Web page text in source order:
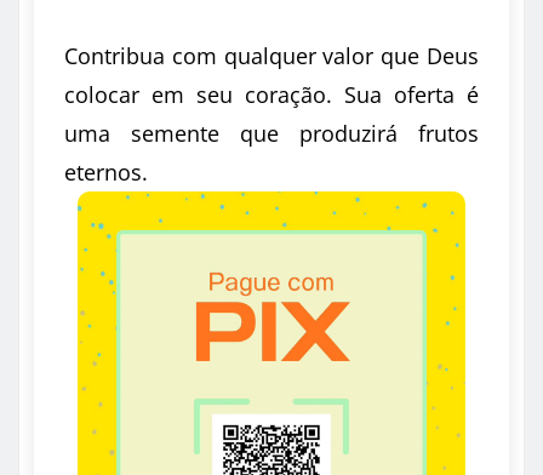
Contribua com qualquer valor que Deus
colocar em seu coração. Sua oferta é
uma semente que produzirá frutos
eternos.